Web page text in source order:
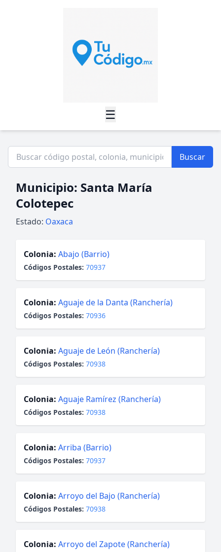
☰
Buscar
Municipio: Santa María
Colotepec
Estado: Oaxaca
Colonia: Abajo (Barrio)
Códigos Postales: 70937
Colonia: Aguaje de la Danta (Ranchería)
Códigos Postales: 70936
Colonia: Aguaje de León (Ranchería)
Códigos Postales: 70938
Colonia: Aguaje Ramírez (Ranchería)
Códigos Postales: 70938
Colonia: Arriba (Barrio)
Códigos Postales: 70937
Colonia: Arroyo del Bajo (Ranchería)
Códigos Postales: 70938
Colonia: Arroyo del Zapote (Ranchería)